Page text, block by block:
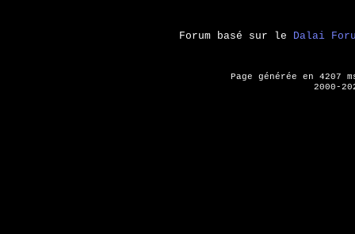
Forum basé sur le Dalai
Page générée en 4207
2000-